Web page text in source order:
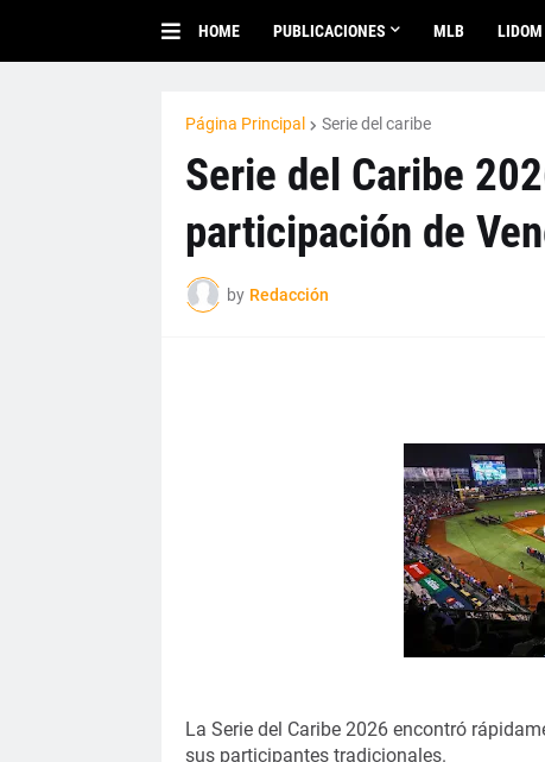
HOME PUBLICACIONES MLB LIDOM
Página Principal Serie del caribe
Serie del Caribe
participación de
by Redacción
La Serie del Caribe 2026 encontró
sus participantes tradicionales.